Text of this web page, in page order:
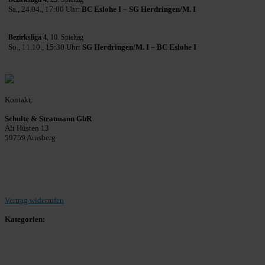
Sa., 24.04., 17:00 Uhr: BC Eslohe I – SG Herdringen/M. I
Bezirksliga 4, 10. Spieltag
So., 11.10., 15:30 Uhr: SG Herdringen/M. I – BC Eslohe I
Kontakt:
Schulte & Stratmann GbR
Alt Hüsten 13
59759 Arnsberg
Vertrag widerrufen
Kategorien: